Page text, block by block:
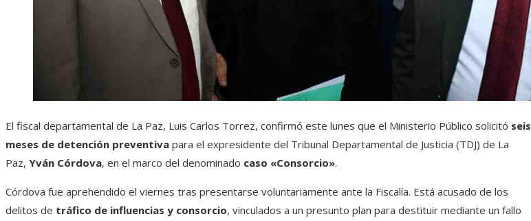
El fiscal departamental de La Paz, Luis Carlos Torrez, confirmó este lunes que el Ministerio Público solicitó seis
meses de detención preventiva para el expresidente del Tribunal Departamental de Justicia (TDJ) de La
Paz, Yván Córdova, en el marco del denominado caso «Consorcio».
Córdova fue aprehendido el viernes tras presentarse voluntariamente ante la Fiscalía. Está acusado de los
delitos de tráfico de influencias y consorcio, vinculados a un presunto plan para destituir mediante un fallo